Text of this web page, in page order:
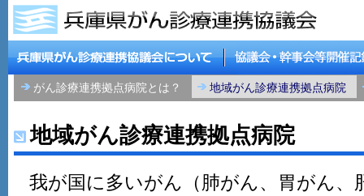
がん診療連携拠点病院とは？ 地域がん診療連携拠点病院
地域がん診療連携拠点病院
我が国に多いがん（肺がん、胃がん、